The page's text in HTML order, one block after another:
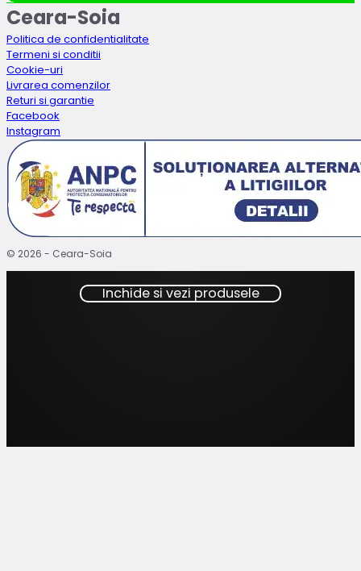
Ceara-Soia
Politica de confidentialitate
Termeni si conditii
Cookie-uri
Livrarea comenzilor
Returi si garantie
Facebook
Instagram
© 2026 - Ceara-Soia
Inchide si vezi produsele